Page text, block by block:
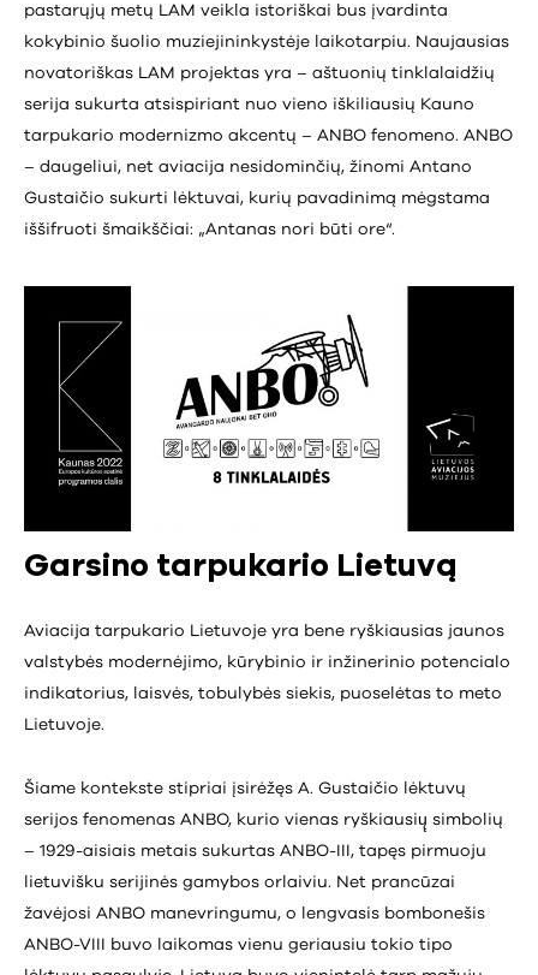
pastarųjų metų LAM veikla istoriškai bus įvardinta
kokybinio šuolio muziejininkystėje laikotarpiu. Naujausias
novatoriškas LAM projektas yra – aštuonių tinklalaidžių
serija sukurta atsispiriant nuo vieno iškiliausių Kauno
tarpukario modernizmo akcentų – ANBO fenomeno. ANBO
– daugeliui, net aviacija nesidominčių, žinomi Antano
Gustaičio sukurti lėktuvai, kurių pavadinimą mėgstama
iššifruoti šmaikščiai: „Antanas nori būti ore“.
Garsino tarpukario Lietuvą
Aviacija tarpukario Lietuvoje yra bene ryškiausias jaunos
valstybės modernėjimo, kūrybinio ir inžinerinio potencialo
indikatorius, laisvės, tobulybės siekis, puoselėtas to meto
Lietuvoje.
Šiame kontekste stipriai įsirėžęs A. Gustaičio lėktuvų
serijos fenomenas ANBO, kurio vienas ryškiausių̨ simbolių
– 1929-aisiais metais sukurtas ANBO-III, tapęs pirmuoju
lietuvišku serijinės gamybos orlaiviu. Net prancūzai
žavėjosi ANBO manevringumu, o lengvasis bombonešis
ANBO-VIII buvo laikomas vienu geriausiu tokio tipo